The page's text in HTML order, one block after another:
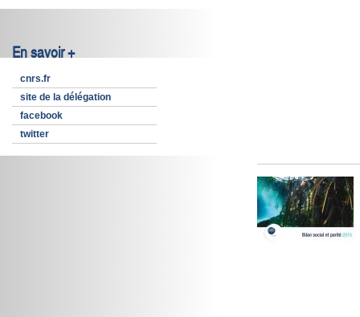
En savoir +
cnrs.fr
site de la délégation
facebook
twitter